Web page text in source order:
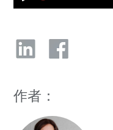
Play
作者：